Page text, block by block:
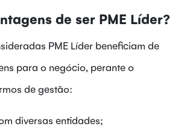
de ser PME Líder?
PME Líder beneficiam de
para o negócio, perante o
de gestão:
diversas entidades;